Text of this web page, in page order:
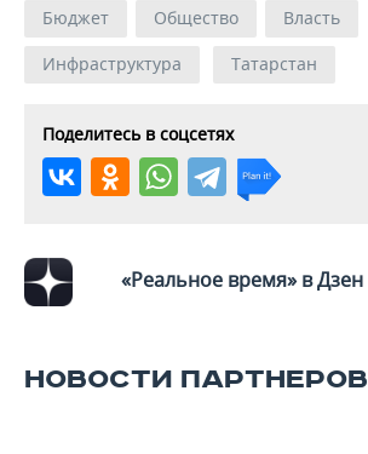
Бюджет
Общество
Власть
Инфраструктура
Татарстан
Поделитесь в соцсетях
«Реальное время» в Дзен
НОВОСТИ ПАРТНЕРОВ